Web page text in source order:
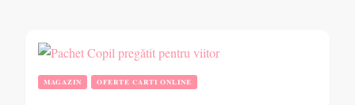
MAGAZIN OFERTE CARTI ONLINE